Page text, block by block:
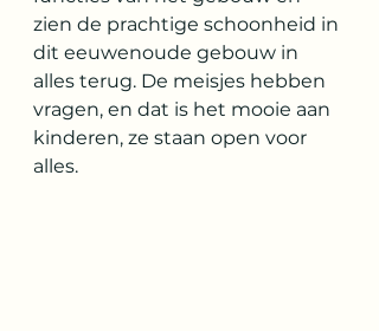
zien de prachtige schoonheid in
dit eeuwenoude gebouw in
alles terug. De meisjes hebben
vragen, en dat is het mooie aan
kinderen, ze staan open voor
alles.